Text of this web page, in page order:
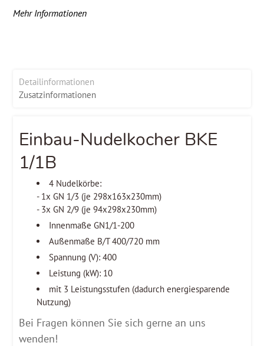
Mehr Informationen
Detailinformationen
Zusatzinformationen
Einbau-Nudelkocher BKE
1/1B
4 Nudelkörbe:
- 1x GN 1/3 (je 298x163x230mm)
- 3x GN 2/9 (je 94x298x230mm)
Innenmaße GN1/1-200
Außenmaße B/T 400/720 mm
Spannung (V): 400
Leistung (kW): 10
mit 3 Leistungsstufen (dadurch energiesparende
Nutzung)
Bei Fragen können Sie sich gerne an uns
wenden!